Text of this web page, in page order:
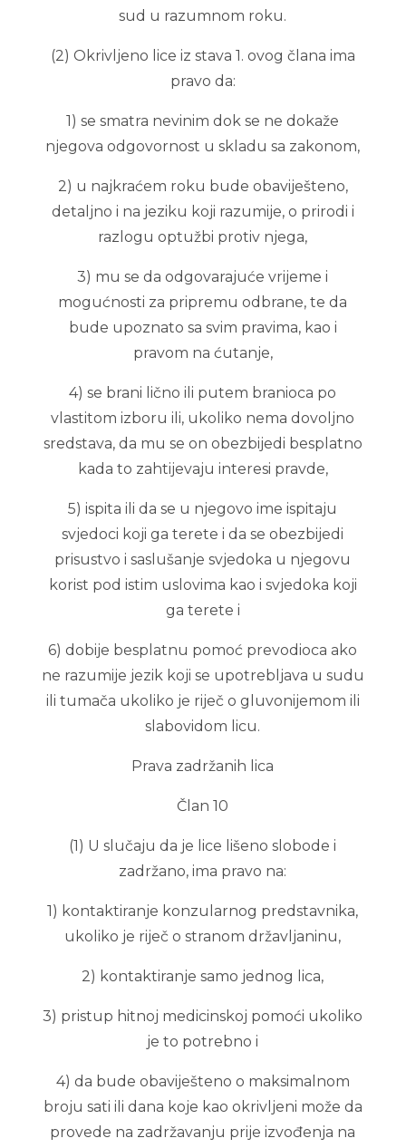
sud u razumnom roku.
(2) Okrivljeno lice iz stava 1. ovog člana ima
pravo da:
1) se smatra nevinim dok se ne dokaže
njegova odgovornost u skladu sa zakonom,
2) u najkraćem roku bude obaviješteno,
detaljno i na jeziku koji razumije, o prirodi i
razlogu optužbi protiv njega,
3) mu se da odgovarajuće vrijeme i
mogućnosti za pripremu odbrane, te da
bude upoznato sa svim pravima, kao i
pravom na ćutanje,
4) se brani lično ili putem branioca po
vlastitom izboru ili, ukoliko nema dovoljno
sredstava, da mu se on obezbijedi besplatno
kada to zahtijevaju interesi pravde,
5) ispita ili da se u njegovo ime ispitaju
svjedoci koji ga terete i da se obezbijedi
prisustvo i saslušanje svjedoka u njegovu
korist pod istim uslovima kao i svjedoka koji
ga terete i
6) dobije besplatnu pomoć prevodioca ako
ne razumije jezik koji se upotrebljava u sudu
ili tumača ukoliko je riječ o gluvonijemom ili
slabovidom licu.
Prava zadržanih lica
Član 10
(1) U slučaju da je lice lišeno slobode i
zadržano, ima pravo na:
1) kontaktiranje konzularnog predstavnika,
ukoliko je riječ o stranom državljaninu,
2) kontaktiranje samo jednog lica,
3) pristup hitnoj medicinskoj pomoći ukoliko
je to potrebno i
4) da bude obaviješteno o maksimalnom
broju sati ili dana koje kao okrivljeni može da
provede na zadržavanju prije izvođenja na